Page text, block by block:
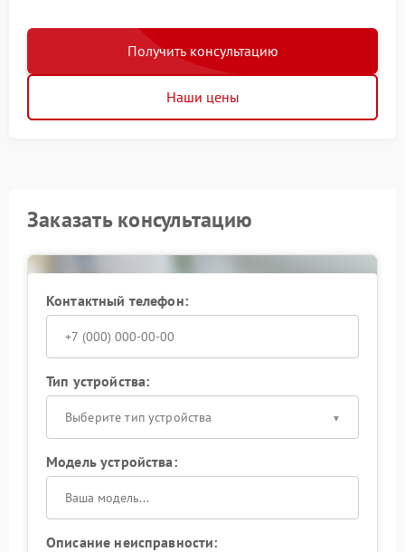
Получить консультацию
Наши цены
Заказать консультацию
Контактный телефон:
Тип устройства:
Выберите тип устройства
Модель устройства:
Описание неисправности: